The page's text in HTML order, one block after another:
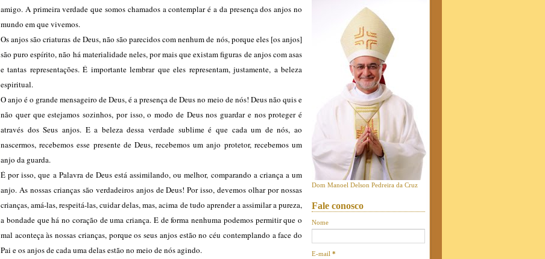
amigo. A primeira verdade que somos chamados a contemplar é a da presença dos anjos no
mundo em que vivemos.
Os anjos são criaturas de Deus, não são parecidos com nenhum de nós, porque eles [os anjos]
são puro espírito, não há materialidade neles, por mais que existam figuras de anjos com asas
e tantas representações. É importante lembrar que eles representam, justamente, a beleza
espiritual.
O anjo é o grande mensageiro de Deus, é a presença de Deus no meio de nós! Deus não quis e
não quer que estejamos sozinhos, por isso, o modo de Deus nos guardar e nos proteger é
através dos Seus anjos. E a beleza dessa verdade sublime é que cada um de nós, ao
nascermos, recebemos esse presente de Deus, recebemos um anjo protetor, recebemos um
anjo da guarda.
É por isso, que a Palavra de Deus está assimilando, ou melhor, comparando a criança a um
anjo. As nossas crianças são verdadeiros anjos de Deus! Por isso, devemos olhar por nossas
crianças, amá-las, respeitá-las, cuidar delas, mas, acima de tudo aprender a assimilar a pureza,
a bondade que há no coração de uma criança. E de forma nenhuma podemos permitir que o
mal aconteça às nossas crianças, porque os seus anjos estão no céu contemplando a face do
Pai e os anjos de cada uma delas estão no meio de nós agindo.
Dom Manoel Delson Pedreira da Cruz
Fale conosco
Nome
E-mail *